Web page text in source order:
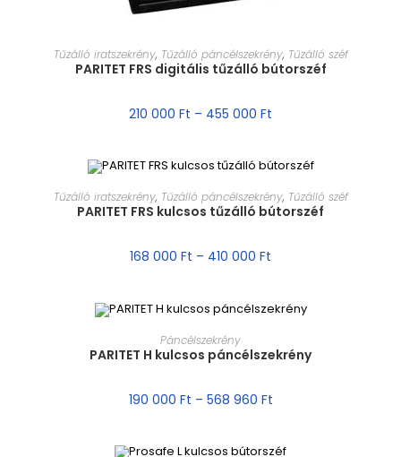
MÉRET VÁLASZTÁSA
Tűzálló iratszekrény, Tűzálló páncélszekrény, Tűzálló széf
PARITET FRS digitális tűzálló bútorszéf
210 000 Ft – 455 000 Ft
MÉRET VÁLASZTÁSA
Tűzálló iratszekrény, Tűzálló páncélszekrény, Tűzálló széf
PARITET FRS kulcsos tűzálló bútorszéf
168 000 Ft – 410 000 Ft
MÉRET VÁLASZTÁSA
Páncélszekrény
PARITET H kulcsos páncélszekrény
190 000 Ft – 568 960 Ft